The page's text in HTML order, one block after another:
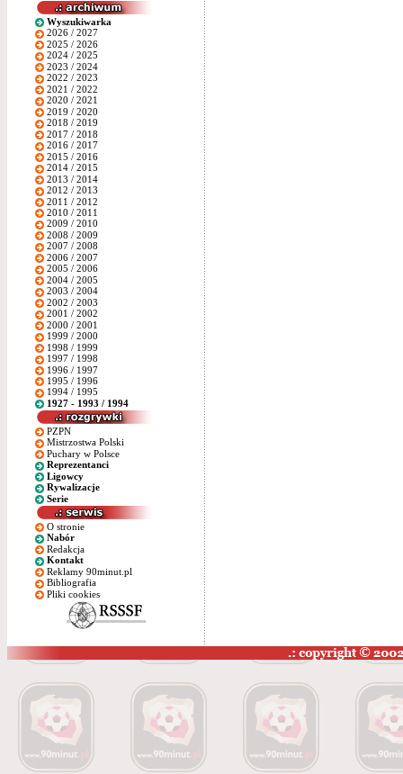
Wyszukiwarka
2026 / 2027
2025 / 2026
2024 / 2025
2023 / 2024
2022 / 2023
2021 / 2022
2020 / 2021
2019 / 2020
2018 / 2019
2017 / 2018
2016 / 2017
2015 / 2016
2014 / 2015
2013 / 2014
2012 / 2013
2011 / 2012
2010 / 2011
2009 / 2010
2008 / 2009
2007 / 2008
2006 / 2007
2005 / 2006
2004 / 2005
2003 / 2004
2002 / 2003
2001 / 2002
2000 / 2001
1999 / 2000
1998 / 1999
1997 / 1998
1996 / 1997
1995 / 1996
1994 / 1995
1927 - 1993 / 1994
PZPN
Mistrzostwa Polski
Puchary w Polsce
Reprezentanci
Ligowcy
Rywalizacje
Serie
O stronie
Nabór
Redakcja
Kontakt
Reklamy 90minut.pl
Bibliografia
Pliki cookies